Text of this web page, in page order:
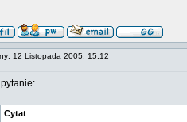
12 Listopada 2005, 15:12
Cytat